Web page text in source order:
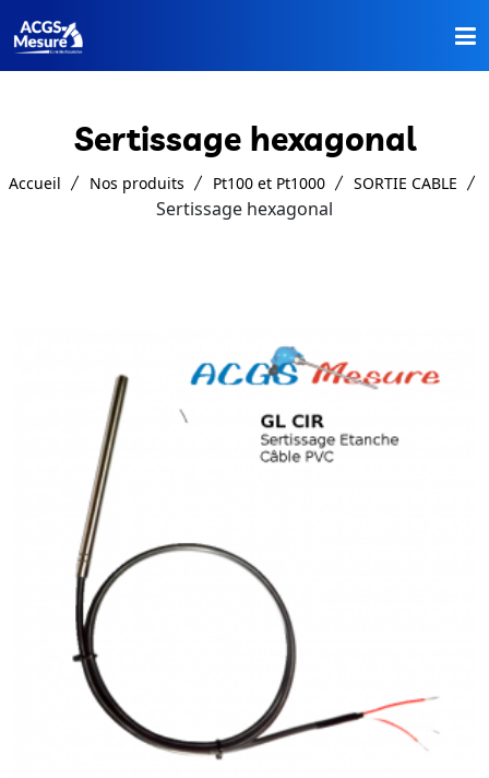
Nos Produits
Sertissage hexagonal
Accueil Nos produits Pt100 et Pt1000 SORTIE CABLE
Sertissage hexagonal